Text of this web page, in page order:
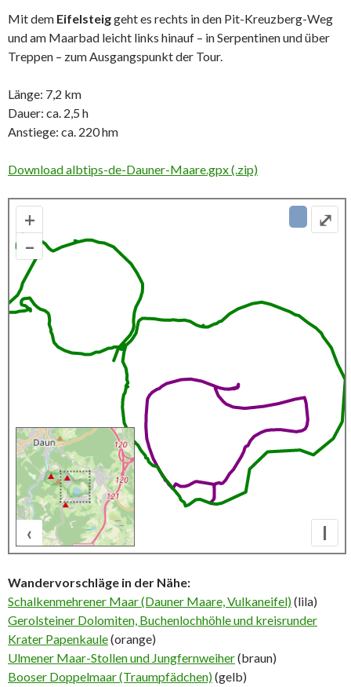
Mit dem Eifelsteiggeht es rechts in den Pit-Kreuzberg-Weg
und am Maarbad leicht links hinauf – in Serpentinen und über
Treppen – zum Ausgangspunkt der Tour.
Länge: 7,2 km
Dauer: ca. 2,5 h
Anstiege: ca. 220 hm
Download albtips-de-Dauner-Maare.gpx (.zip)
+
–
I
500 m
‹
⤢
Wandervorschläge in der Nähe:
Schalkenmehrener Maar (Dauner Maare, Vulkaneifel)(lila)
Gerolsteiner Dolomiten, Buchenlochhöhle und kreisrunder
Krater Papenkaule(orange)
Ulmener Maar-Stollen und Jungfernweiher(braun)
Booser Doppelmaar (Traumpfädchen)(gelb)